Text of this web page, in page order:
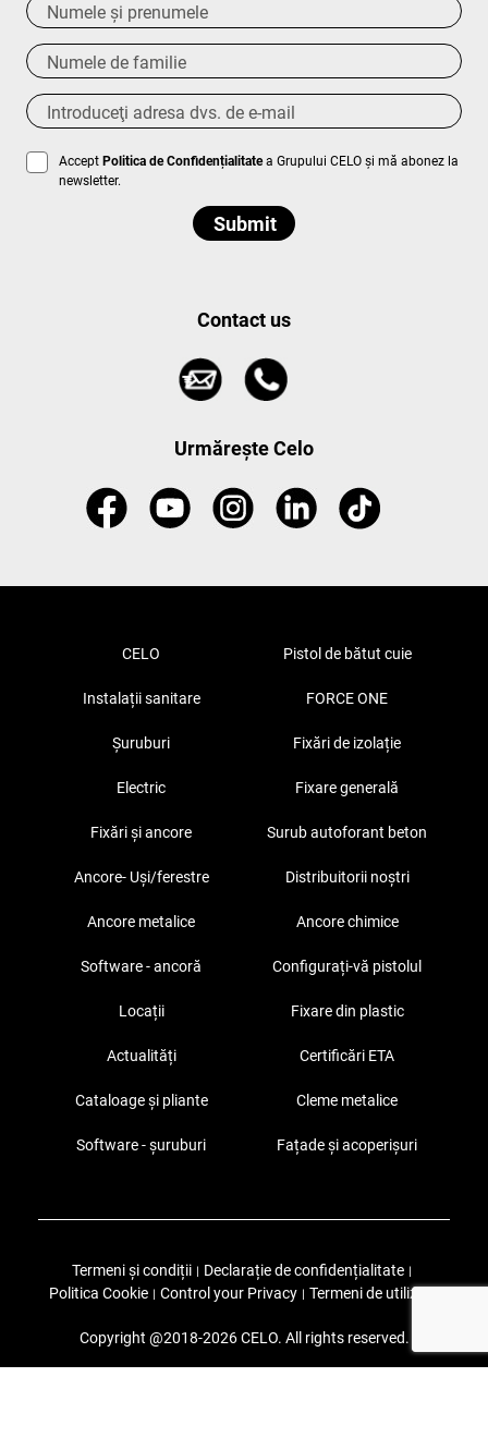
AcceptPolitica de Confidențialitatea Grupului CELO și mă abonez la
newsletter.
Contact us
Urmărește Celo
CELO Pistol de bătut cuie
Instalații sanitare FORCE ONE
Șuruburi Fixări de izolație
Electric Fixare generală
Fixări și ancore Surub autoforant beton
Ancore- Uși/ferestre Distribuitorii noștri
Ancore metalice Ancore chimice
Software - ancoră Configurați-vă pistolul
Locații Fixare din plastic
Actualități Certificări ETA
Cataloage și pliante Cleme metalice
Software - șuruburi Fațade și acoperișuri
Termeni și condiții | Declarație de confidențialitate |
Politica Cookie | Control your Privacy | Termeni de utilizare
Copyright @2018-2026 CELO. All rights reserved.